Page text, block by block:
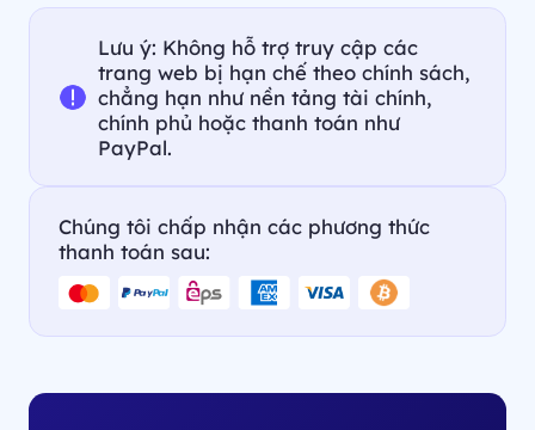
Lưu ý: Không hỗ trợ truy cập các
trang web bị hạn chế theo chính sách,
chẳng hạn như nền tảng tài chính,
chính phủ hoặc thanh toán như
PayPal.
Chúng tôi chấp nhận các phương thức
thanh toán sau: